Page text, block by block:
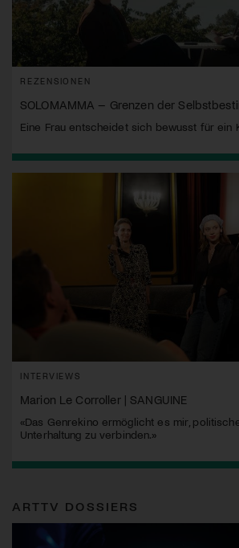
REZENSIONEN
SOLOMAMMA – Grenzen der
Eine Frau entscheidet sich bewusst für ein
INTERVIEWS
Marion Le Corroller | SANGUINE
«Das Genrekino ermöglicht es mir,
Unterhaltung zu verbinden.»
ARTTV DOSSIERS